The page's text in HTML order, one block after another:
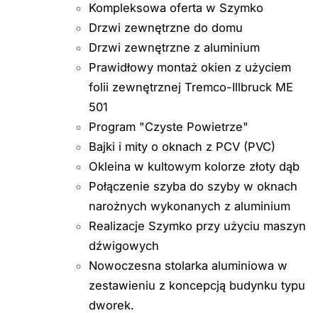
Kompleksowa oferta w Szymko
Drzwi zewnętrzne do domu
Drzwi zewnętrzne z aluminium
Prawidłowy montaż okien z użyciem
folii zewnętrznej Tremco-Illbruck ME
501
Program "Czyste Powietrze"
Bajki i mity o oknach z PCV (PVC)
Okleina w kultowym kolorze złoty dąb
Połączenie szyba do szyby w oknach
narożnych wykonanych z aluminium
Realizacje Szymko przy użyciu maszyn
dźwigowych
Nowoczesna stolarka aluminiowa w
zestawieniu z koncepcją budynku typu
dworek.